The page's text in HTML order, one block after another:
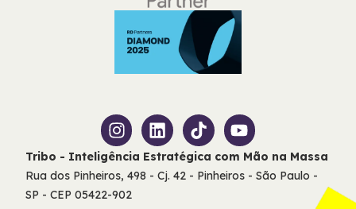
Tribo - Inteligência Estratégica com Mão na Massa
Rua dos Pinheiros, 498 - Cj. 42 - Pinheiros - São Paulo -
SP - CEP 05422-902